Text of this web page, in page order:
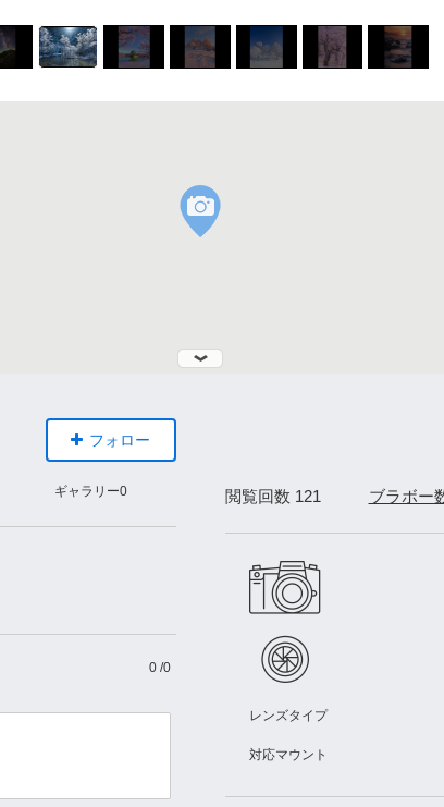
フォロー
ギャラリー0
0/0
閲覧回数 121 ブラボー
レンズタイプ
対応マウント